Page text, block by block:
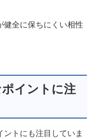
健全に保ちにくい相性
イントに注
トにも注目していま